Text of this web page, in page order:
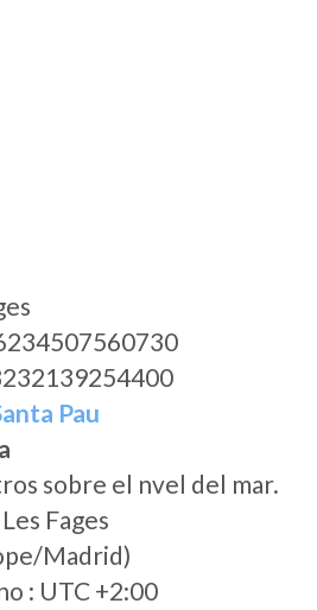
Pau
sobre el nvel del mar.
Fages
Madrid)
: UTC +2:00